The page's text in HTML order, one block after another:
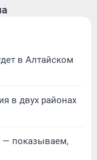
в Алтайском
в двух районах
— показываем,